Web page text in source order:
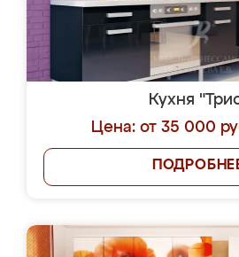
Кухня
Цена: от 35 000